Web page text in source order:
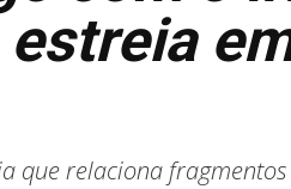
que relaciona